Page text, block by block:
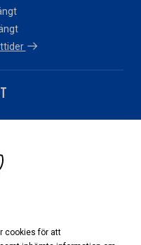
cookies för att